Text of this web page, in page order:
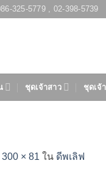
325-5779 , 02-398-5739
ชุดเจ้าสาว ชุดเจ้
300 × 81 ใน ดีพเลิฟ